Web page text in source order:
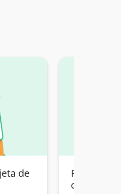
de
Pasar
crédito) a